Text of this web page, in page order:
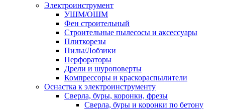
Электроинструмент
УШМ/ОШМ
Фен строительный
Строительные пылесосы и аксессуары
Плиткорезы
Пилы/Лобзики
Перфораторы
Дрели и шуроповерты
Компрессоры и краскораспылители
Оснастка к электроинструменту
Сверла, буры, коронки, фрезы
Сверла, буры и коронки по бетону